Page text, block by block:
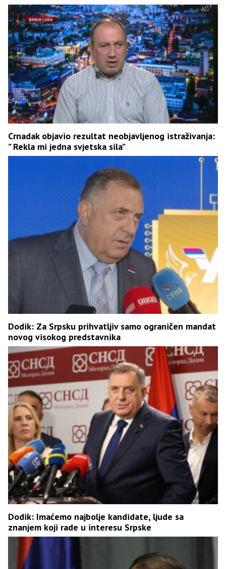
Crnadak objavio rezultat neobjavljenog istraživanja:
” Rekla mi jedna svjetska sila”
Dodik: Za Srpsku prihvatljiv samo ograničen mandat
novog visokog predstavnika
Dodik: Imaćemo najbolje kandidate, ljude sa
znanjem koji rade u interesu Srpske